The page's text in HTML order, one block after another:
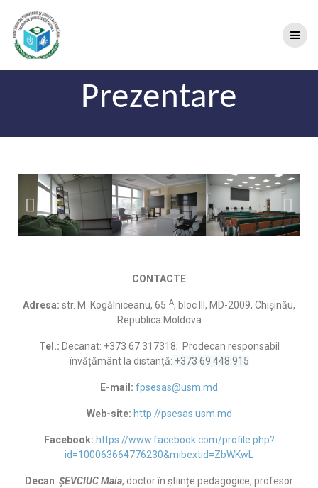
Prezentare
CONTACTE
Adresa: str. M. Kogălniceanu, 65 A, bloc III, MD-2009, Chişinău,
Republica Moldova
Tel.: Decanat: +373 67 317318; Prodecan responsabil
învățământ la distanță: +373 69 448 915
E-mail: fpsesas@usm.md
Web-site: http://psesas.usm.md
Facebook: https://www.facebook.com/profile.php?
id=100063664776230&mibextid=ZbWKwL
Decan: ȘEVCIUC Maia, doctor în științe pedagogice, profesor